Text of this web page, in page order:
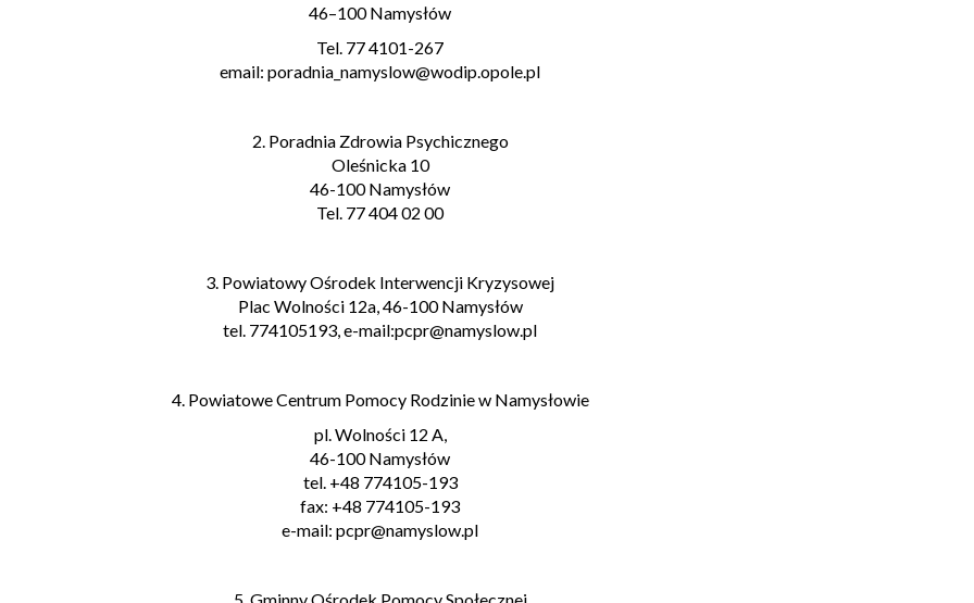
46–100 Namysłów
Tel. 77 4101-267
email: poradnia_namyslow@wodip.opole.pl
2. Poradnia Zdrowia Psychicznego
Oleśnicka 10
46-100 Namysłów
Tel. 77 404 02 00
3. Powiatowy Ośrodek Interwencji Kryzysowej
Plac Wolności 12a, 46-100 Namysłów
tel. 774105193, e-mail:pcpr@namyslow.pl
4. Powiatowe Centrum Pomocy Rodzinie w Namysłowie
pl. Wolności 12 A,
46-100 Namysłów
tel. +48 774105-193
fax: +48 774105-193
e-mail: pcpr@namyslow.pl